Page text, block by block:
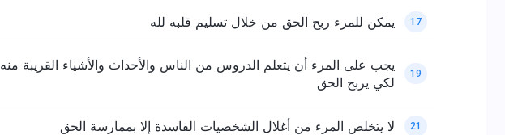
17 يمكن للمرء ربح الحق من خلال تسليم قلبه لله
19
يجب على المرء أن يتعلم الدروس من الناس والأحداث والأشياء القريبة منه
لكي يربح الحق
21 لا يتخلص المرء من أغلال الشخصيات الفاسدة إلا بممارسة الحق